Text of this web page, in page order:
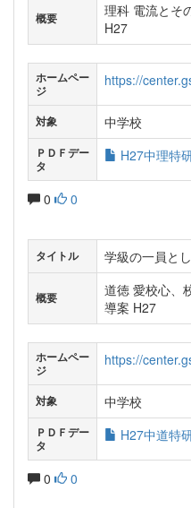
概要
理科 電流とそ
H27
ホームペー
ジ
https://
対象 中学校
ＰＤＦデー
タ
H27中理特
0 0
タイトル 学級の一員と
概要
道徳 愛校心、
導案 H27
ホームペー
ジ
https://
対象 中学校
ＰＤＦデー
タ
H27中道特
0 0